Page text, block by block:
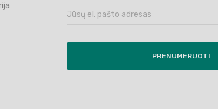
PRENUMERUOTI